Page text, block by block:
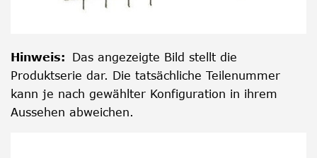
Hinweis: Das angezeigte Bild stellt die
Produktserie dar. Die tatsächliche Teilenummer
kann je nach gewählter Konfiguration in ihrem
Aussehen abweichen.